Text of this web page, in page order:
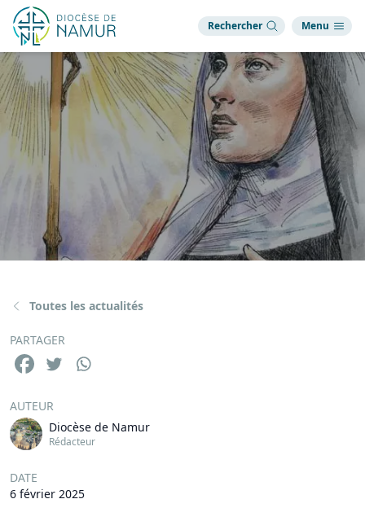
Rechercher Menu
Toutes les actualités
PARTAGER
AUTEUR
Diocèse de Namur
Rédacteur
DATE
6 février 2025